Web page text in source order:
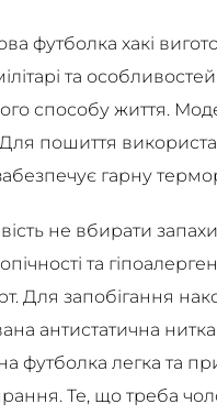
футболка хакі
та
способу життя.
пошиття
гарну
не вбирати
та
Для запобігання
антистатична нитка.
футболка легка та
Те, що треба